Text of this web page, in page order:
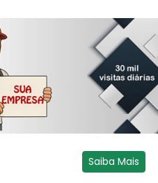
Saiba Mais